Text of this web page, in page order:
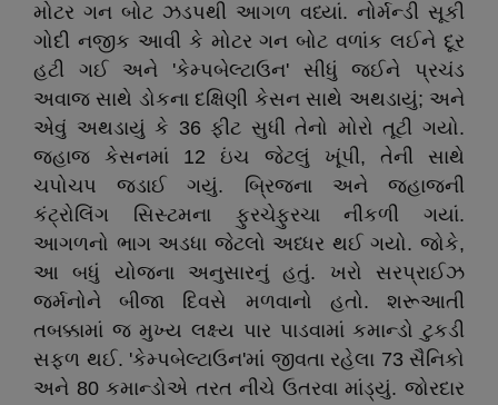
મોટર ગન બોટ ઝડપથી આગળ વધ્યાં. નોર્મન્ડી સૂકી
ગોદી નજીક આવી કે મોટર ગન બોટ વળાંક લઈને દૂર
હટી ગઈ અને 'કેમ્પબેલ્ટાઉન' સીધું જઈને પ્રચંડ
અવાજ સાથે ડોકના દક્ષિણી કેસન સાથે અથડાયું; અને
એવું અથડાયું કે 36 ફીટ સુધી તેનો મોરો તૂટી ગયો.
જહાજ કેસનમાં 12 ઇંચ જેટલું ખૂંપી, તેની સાથે
ચપોચપ જડાઈ ગયું. બ્રિજના અને જહાજની
કંટ્રોલિંગ સિસ્ટમના ફુરચેફુરચા નીકળી ગયાં.
આગળનો ભાગ અડધા જેટલો અધ્ધર થઈ ગયો. જોકે,
આ બધું યોજના અનુસારનું હતું. ખરો સરપ્રાઈઝ
જર્મનોને બીજા દિવસે મળવાનો હતો. શરૂઆતી
તબક્કામાં જ મુખ્ય લક્ષ્ય પાર પાડવામાં કમાન્ડો ટુકડી
સફળ થઈ. 'કેમ્પબેલ્ટાઉન'માં જીવતા રહેલા 73 સૈનિકો
અને 80 કમાન્ડોએ તરત નીચે ઉતરવા માંડ્યું. જોરદાર